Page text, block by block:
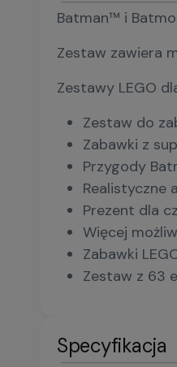
Batman™ i
Zestaw zawiera
Zestawy LEGO
Zestaw do
Zabawki z
Przygody
Realistyczne
Prezent dla
Więcej
Zabawki
Zestaw z 63
Specyfikacja